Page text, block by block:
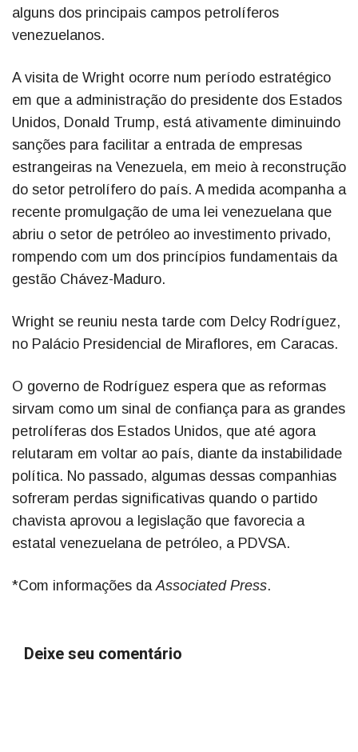
alguns dos principais campos petrolíferos
venezuelanos.
A visita de Wright ocorre num período estratégico
em que a administração do presidente dos Estados
Unidos, Donald Trump, está ativamente diminuindo
sanções para facilitar a entrada de empresas
estrangeiras na Venezuela, em meio à reconstrução
do setor petrolífero do país. A medida acompanha a
recente promulgação de uma lei venezuelana que
abriu o setor de petróleo ao investimento privado,
rompendo com um dos princípios fundamentais da
gestão Chávez-Maduro.
Wright se reuniu nesta tarde com Delcy Rodríguez,
no Palácio Presidencial de Miraflores, em Caracas.
O governo de Rodríguez espera que as reformas
sirvam como um sinal de confiança para as grandes
petrolíferas dos Estados Unidos, que até agora
relutaram em voltar ao país, diante da instabilidade
política. No passado, algumas dessas companhias
sofreram perdas significativas quando o partido
chavista aprovou a legislação que favorecia a
estatal venezuelana de petróleo, a PDVSA.
*Com informações daAssociated Press.
Deixe seu comentário